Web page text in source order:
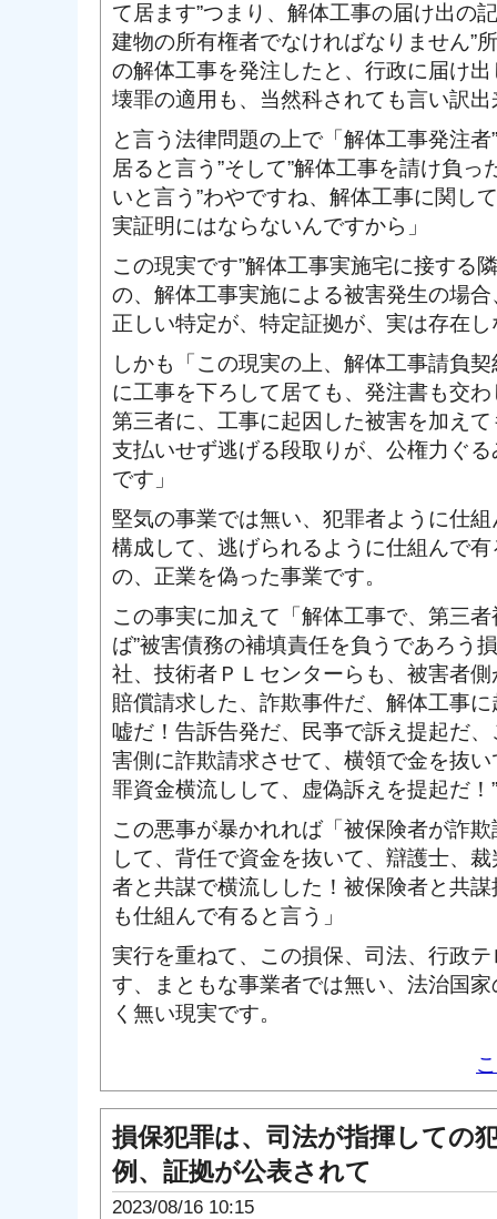
て居ます”つまり、解体工事の届け出の
建物の所有権者でなければなりません”
の解体工事を発注したと、行政に届け
壊罪の適用も、当然科されても言い訳
と言う法律問題の上で「解体工事発注
居ると言う”そして”解体工事を請け負
いと言う”わやですね、解体工事に関し
実証明にはならないんですから」
この現実です”解体工事実施宅に接する
の、解体工事実施による被害発生の場
正しい特定が、特定証拠が、実は存在
しかも「この現実の上、解体工事請負
に工事を下ろして居ても、発注書も交
第三者に、工事に起因した被害を加え
支払いせず逃げる段取りが、公権力ぐ
です」
堅気の事業では無い、犯罪者ように仕
構成して、逃げられるように仕組んで
の、正業を偽った事業です。
この事実に加えて「解体工事で、第三
ば”被害債務の補填責任を負うであろう
社、技術者ＰＬセンターらも、被害者
賠償請求した、詐欺事件だ、解体工事
嘘だ！告訴告発だ、民亊で訴え提起だ
害側に詐欺請求させて、横領で金を抜
罪資金横流しして、虚偽訴えを提起だ！
この悪事が暴かれれば「被保険者が詐
して、背任で資金を抜いて、辯護士、
者と共謀で横流しした！被保険者と共
も仕組んで有ると言う」
実行を重ねて、この損保、司法、行政
す、まともな事業者では無い、法治国
く無い現実です。
損保犯罪は、司法が指揮しての
例、証拠が公表されて
2023/08/16 10:15